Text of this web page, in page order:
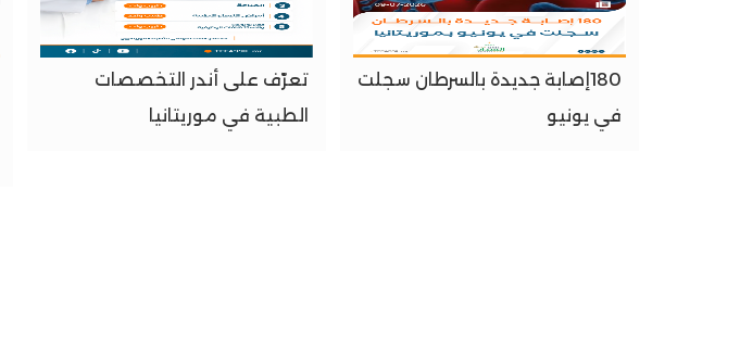
180إصابة جديدة بالسرطان سجلت
في يونيو
تعرّف على أندر التخصصات
الطبية في موريتانيا